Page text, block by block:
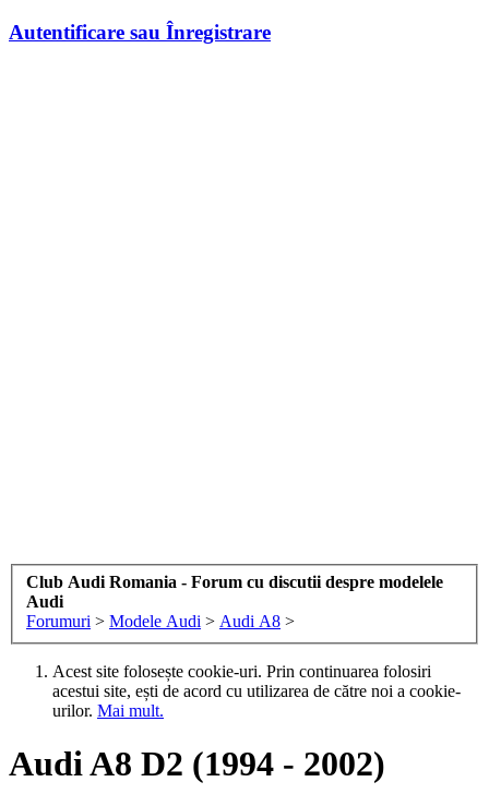
Autentificare sau Înregistrare
Club Audi Romania - Forum cu discutii despre modelele
Audi
Forumuri > Modele Audi > Audi A8 >
Acest site folosește cookie-uri. Prin continuarea folosiri
acestui site, ești de acord cu utilizarea de către noi a cookie-
urilor. Mai mult.
Audi A8 D2 (1994 - 2002)